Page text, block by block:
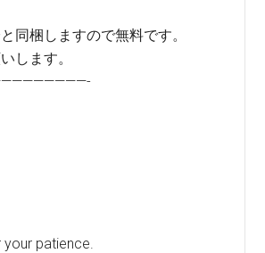
同梱しますので無料です。
します。
your patience.